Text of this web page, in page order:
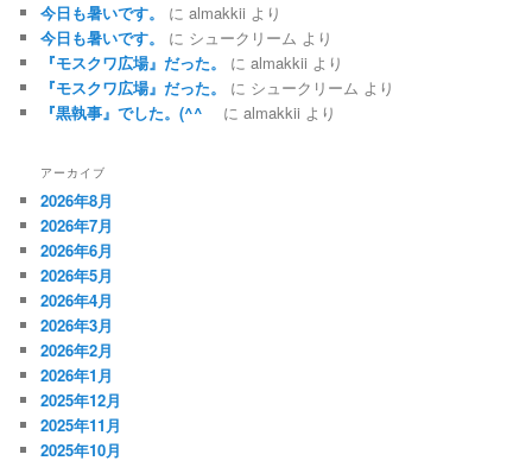
今日も暑いです。 にalmakkii より
今日も暑いです。
に シュークリーム より
『モスクワ広場』だった。
にalmakkii より
『モスクワ広場』だった。
に シュークリーム より
『黒執事』でした。(^^ゞ
にalmakkii より
アーカイブ
2026年8月
2026年7月
2026年6月
2026年5月
2026年4月
2026年3月
2026年2月
2026年1月
2025年12月
2025年11月
2025年10月